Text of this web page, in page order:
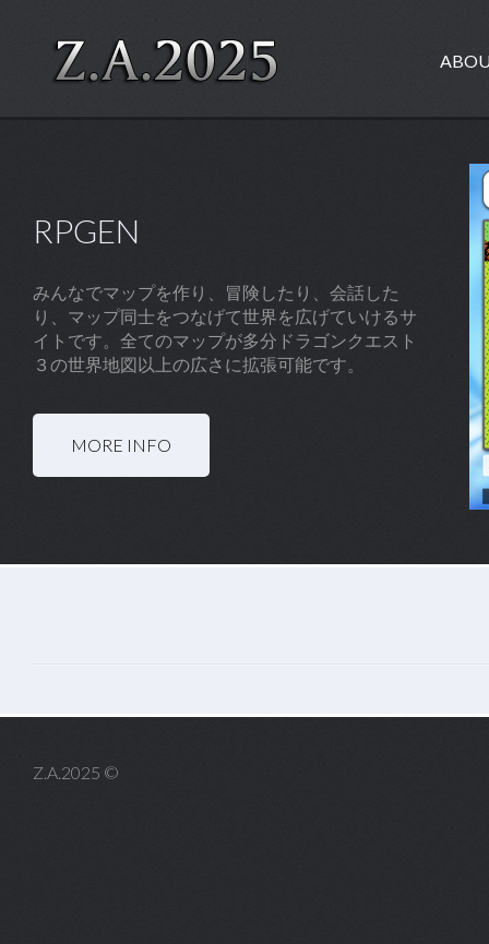
RPGEN
みんなでマップを作り、冒険したり、会話した
り、マップ同士をつなげて世界を広げていけるサ
イトです。全てのマップが多分ドラゴンクエスト
３の世界地図以上の広さに拡張可能です。
MORE INFO
Z.A.2025 ©